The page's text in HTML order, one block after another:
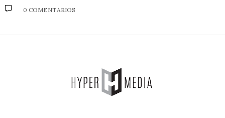
0 COMENTARIOS